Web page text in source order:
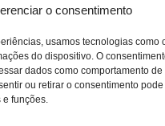
o consentimento
usamos tecnologias como
do dispositivo. O
dados como comportamento
ou retirar o consentimento
e funções.
cuidado cultura depressao
entrevista escola família
infância insight jung liberdade
livro
luto maternidade